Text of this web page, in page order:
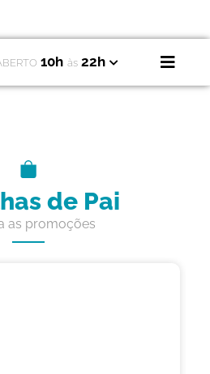
10h às 22h
de Pai
as promoções